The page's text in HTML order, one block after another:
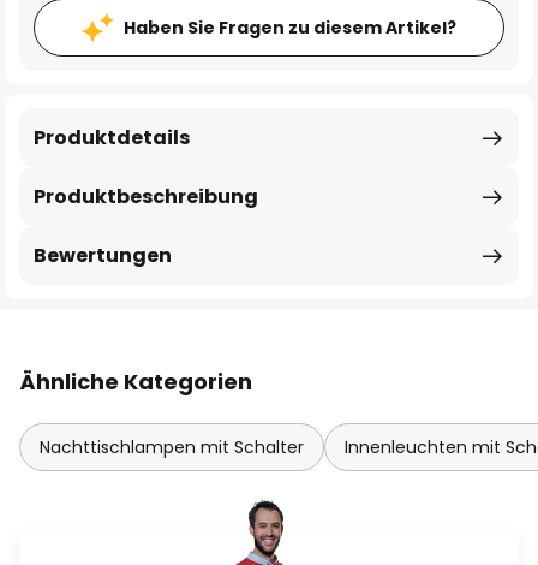
Haben Sie Fragen zu diesem Artikel?
Produktbeschreibung
Produktdetails
Bewertungen
Ähnliche Kategorien
Nachttischlampen mit Schalter Innenleuchten mit